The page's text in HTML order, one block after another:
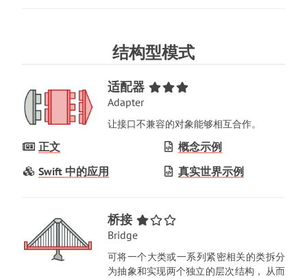
结构型模式
适配器
Adapter
让接口不兼容的对象能够相互合作。
正文
Swift 中的应用
概念示例
真实世界示例
桥接
Bridge
可将一个大类或一系列紧密相关的类拆分
为抽象和实现两个独立的层次结构 ，
从而